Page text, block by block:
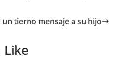
tierno mensaje a su hijo
Like